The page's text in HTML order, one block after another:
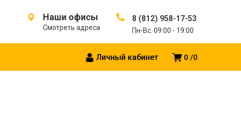
Наши офисы
Смотреть адреса
8 (812) 958-17-53
Пн-Вс. 09:00 - 19:00
0 0
Личный кабинет